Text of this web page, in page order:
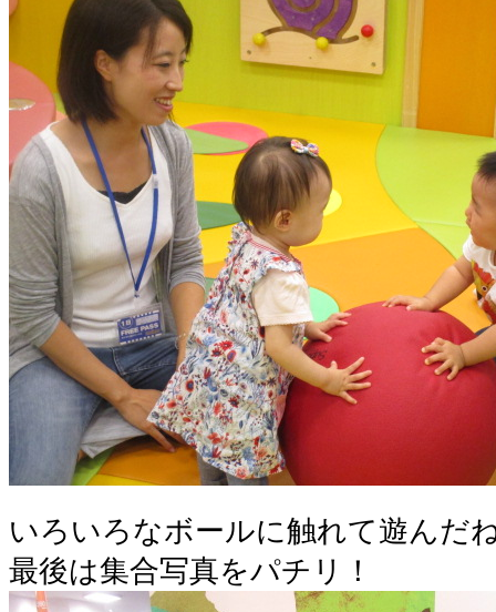
いろいろなボールに触れて遊んだ
最後は集合写真をパチリ！